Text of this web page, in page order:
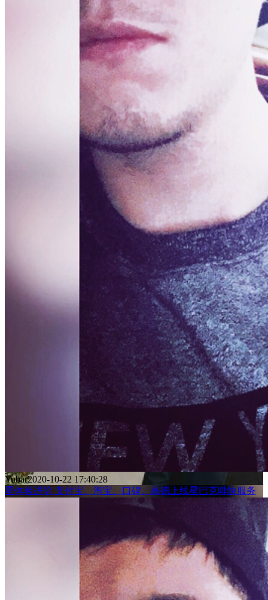
Yubar2020-10-22 17:40:28
星体验进阶 支付宝、淘宝、口碑、高德上线星巴克啡快服务